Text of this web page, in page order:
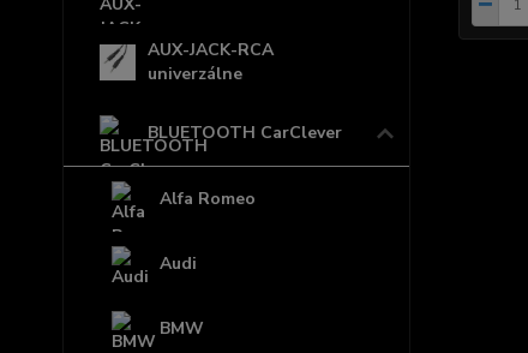
AUX-JACK-RCA
univerzálne
BLUETOOTH CarClever
Alfa Romeo
Audi
BMW